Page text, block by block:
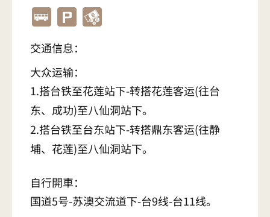
交通信息：
大众运输：
1.搭台铁至花莲站下-转搭花莲客运(往台
东、成功)至八仙洞站下。
2.搭台铁至台东站下-转搭鼎东客运(往静
埔、花莲)至八仙洞站下。
自行開車：
国道5号-苏澳交流道下-台9线-台11线。